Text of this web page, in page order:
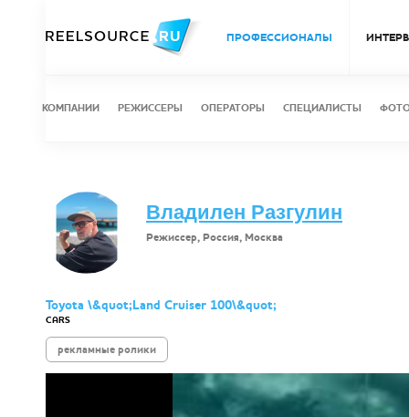
ПРОФЕССИОНАЛЫ
КОМПАНИИ РЕЖИССЕРЫ ОПЕРАТОРЫ СПЕЦИАЛИСТЫ
Владилен Разгулин
Режиссер, Россия, Москва
Toyota \&quot;Land Cruiser 100\&quot;
CARS
рекламные ролики